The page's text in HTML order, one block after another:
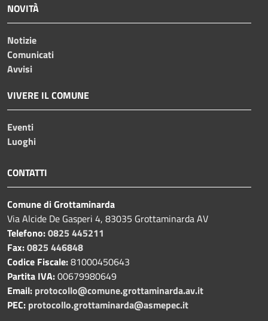
NOVITÀ
Notizie
Comunicati
Avvisi
VIVERE IL COMUNE
Eventi
Luoghi
CONTATTI
Comune di Grottaminarda
Via Alcide De Gasperi 4, 83035 Grottaminarda AV
Telefono:0825 445211
Fax:0825 446848
Codice Fiscale:81000450643
Partita IVA:00679980649
Email: protocollo@comune.grottaminarda.av.it
PEC: protocollo.grottaminarda@asmepec.it